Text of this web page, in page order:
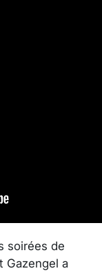
soirées de
Gazengel a